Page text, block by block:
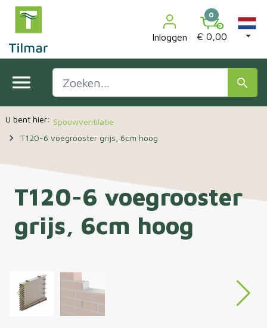
Inloggen
0
€ 0,00
menu search
Spouwventilatie
navigate_next T120-6 voegrooster grijs, 6cm hoog
T120-6 voegrooster
grijs, 6cm hoog
